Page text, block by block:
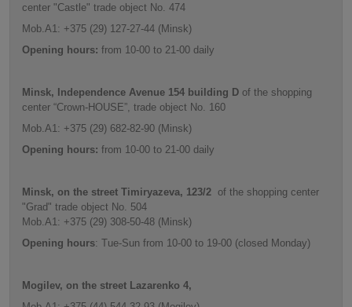
center "Castle" trade object No. 474
Mob.A1: +375 (29) 127-27-44 (Minsk)
Opening hours: from 10-00 to 21-00 daily
Minsk, Independence Avenue 154 building D of the shopping
center “Crown-HOUSE”, trade object No. 160
Mob.A1: +375 (29) 682-82-90 (Minsk)
Opening hours: from 10-00 to 21-00 daily
Minsk, on the street Timiryazeva, 123/2 of the shopping center
"Grad" trade object No. 504
Mob.A1: +375 (29) 308-50-48 (Minsk)
Opening hours: Tue-Sun from 10-00 to 19-00 (closed Monday)
Mogilev, on the street Lazarenko 4,